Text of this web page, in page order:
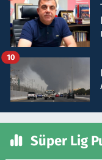
10
Süper Lig